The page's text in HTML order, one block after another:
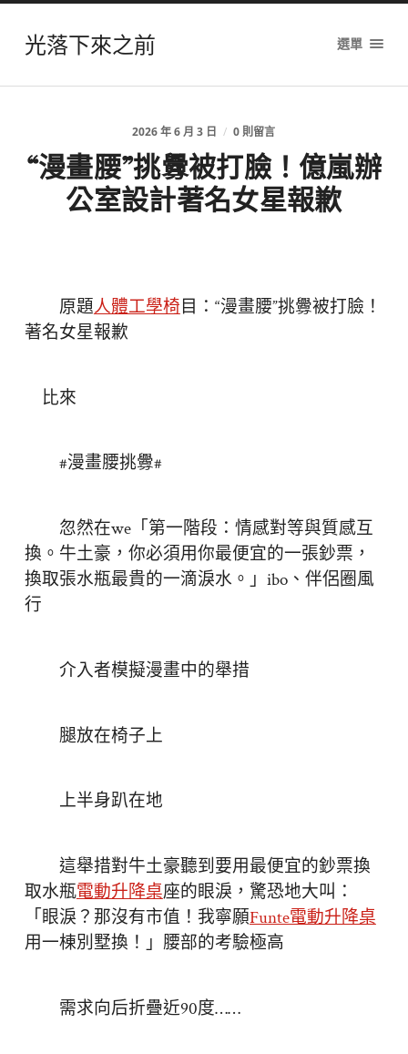
光落下來之前 選單
2026 年 6 月 3 日 / 0 則留言
“漫畫腰”挑釁被打臉！億嵐辦
公室設計著名女星報歉
原題人體工學椅 目：“漫畫腰”挑釁被打臉！
著名女星報歉
比來
#漫畫腰挑釁#
忽然在we「第一階段：情感對等與質感互
換。牛土豪，你必須用你最便宜的一張鈔票，
換取張水瓶最貴的一滴淚水。」ibo、伴侶圈風
行
介入者模擬漫畫中的舉措
腿放在椅子上
上半身趴在地
這舉措對牛土豪聽到要用最便宜的鈔票換
取水瓶電動升降桌座的眼淚，驚恐地大叫：
「眼淚？那沒有市值！我寧願Funte電動升降桌
用一棟別墅換！」腰部的考驗極高
需求向后折疊近90度……